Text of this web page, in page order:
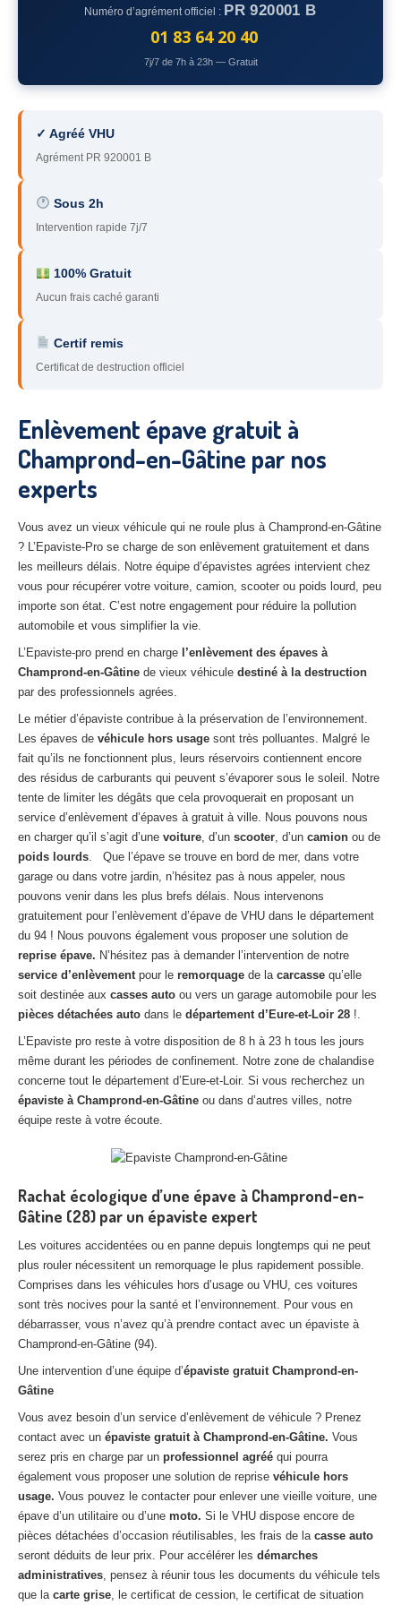
– Yvelines
– Hauts-de-Seine
93– Seine-Saint-Denis
94 – Val-de-Marne
95– Val d’Oise
91 – Essonne
– Yonne
60 – Oise
45 – Loiret
10– Aube
02– Aisne
Tousles secteurs
CENTRE VHU AGRÉE
Centreagréé VHU Paris 75 : casse auto avec destruction
agréé VHU 77 : casse auto avec destruction
Centreagréé VHU 78 : casse auto avec destruction
Centre agréé VHU 91 : casse auto avec destruction
Centreagréé VHU 92 : casse auto avec destruction
Centreagréé VHU 93 : casse auto avec destruction
Centreagréé VHU 94 : casse auto avec destruction
Centre agréé VHU 95 : casse auto avec destruction
DOCUMENTSÀ JOINDRE
RACHAT VÉHICULES
CONTACT
01 83 64 20 40
Numéro d’agrément officiel : PR 920001 B
01 83 64 20 40
7j/7 de 7h à 23h — Gratuit
✓ Agréé VHU
Agrément PR 920001 B
Sous 2h
Intervention rapide 7j/7
100% Gratuit
Aucun frais caché garanti
Certif remis
Certificat de destruction officiel
Enlèvement épave gratuit à
Champrond-en-Gâtine par nos
experts
Vous avez un vieux véhicule qui ne roule plus à Champrond-en-Gâtine
? L’Epaviste-Pro se charge de son enlèvement gratuitement et dans
les meilleurs délais. Notre équipe d’épavistes agrées intervient chez
vous pour récupérer votre voiture, camion, scooter ou poids lourd, peu
importe son état. C’est notre engagement pour réduire la pollution
automobile et vous simplifier la vie.
L’Epaviste-pro prend en charge l’enlèvement des épaves à
Champrond-en-Gâtine de vieux véhicule destiné à la destruction
par des professionnels agrées.
Le métier d’épaviste contribue à la préservation de l’environnement.
Les épaves de véhicule hors usage sont très polluantes. Malgré le
fait qu’ils ne fonctionnent plus, leurs réservoirs contiennent encore
des résidus de carburants qui peuvent s’évaporer sous le soleil. Notre
tente de limiter les dégâts que cela provoquerait en proposant un
service d’enlèvement d’épaves à gratuit à ville. Nous pouvons nous
en charger qu’il s’agit d’une voiture, d’un scooter, d’un camion ou de
poids lourds. Que l’épave se trouve en bord de mer, dans votre
garage ou dans votre jardin, n’hésitez pas à nous appeler, nous
pouvons venir dans les plus brefs délais. Nous intervenons
gratuitement pour l’enlèvement d’épave de VHU dans le département
du 94 ! Nous pouvons également vous proposer une solution de
reprise épave. N’hésitez pas à demander l’intervention de notre
service d’enlèvementpour le remorquage de la carcasse qu’elle
soit destinée aux casses auto ou vers un garage automobile pour les
pièces détachées auto dans le département d’Eure-et-Loir 28 !.
L’Epaviste pro reste à votre disposition de 8 h à 23 h tous les jours
même durant les périodes de confinement. Notre zone de chalandise
concerne tout le département d’Eure-et-Loir. Si vous recherchez un
épaviste à Champrond-en-Gâtine ou dans d’autres villes, notre
équipe reste à votre écoute.
Rachat écologique d’une épave à Champrond-en-
Gâtine (28) par un épaviste expert
Les voitures accidentées ou en panne depuis longtemps qui ne peut
plus rouler nécessitent un remorquage le plus rapidement possible.
Comprises dans les véhicules hors d’usage ou VHU, ces voitures
sont très nocives pour la santé et l’environnement. Pour vous en
débarrasser, vous n’avez qu’à prendre contact avec un épaviste à
Champrond-en-Gâtine (94).
Une intervention d’une équipe d’épaviste gratuit Champrond-en-
Gâtine
Vous avez besoin d’un service d’enlèvement de véhicule ? Prenez
contact avec un épaviste gratuit à Champrond-en-Gâtine. Vous
serez pris en charge par un professionnel agréé qui pourra
également vous proposer une solution de reprise véhicule hors
usage. Vous pouvez le contacter pour enlever une vieille voiture, une
épave d’un utilitaire ou d’une moto. Si le VHU dispose encore de
pièces détachées d’occasion réutilisables, les frais de la casse auto
seront déduits de leur prix. Pour accélérer les démarches
administratives, pensez à réunir tous les documents du véhicule tels
que la carte grise, le certificat de cession, le certificat de situation